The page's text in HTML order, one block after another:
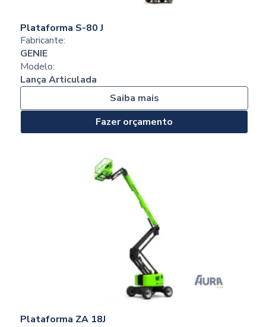
Plataforma S-80 J
Fabricante:
GENIE
Modelo:
Lança Articulada
Saiba mais
Fazer orçamento
Plataforma ZA 18J